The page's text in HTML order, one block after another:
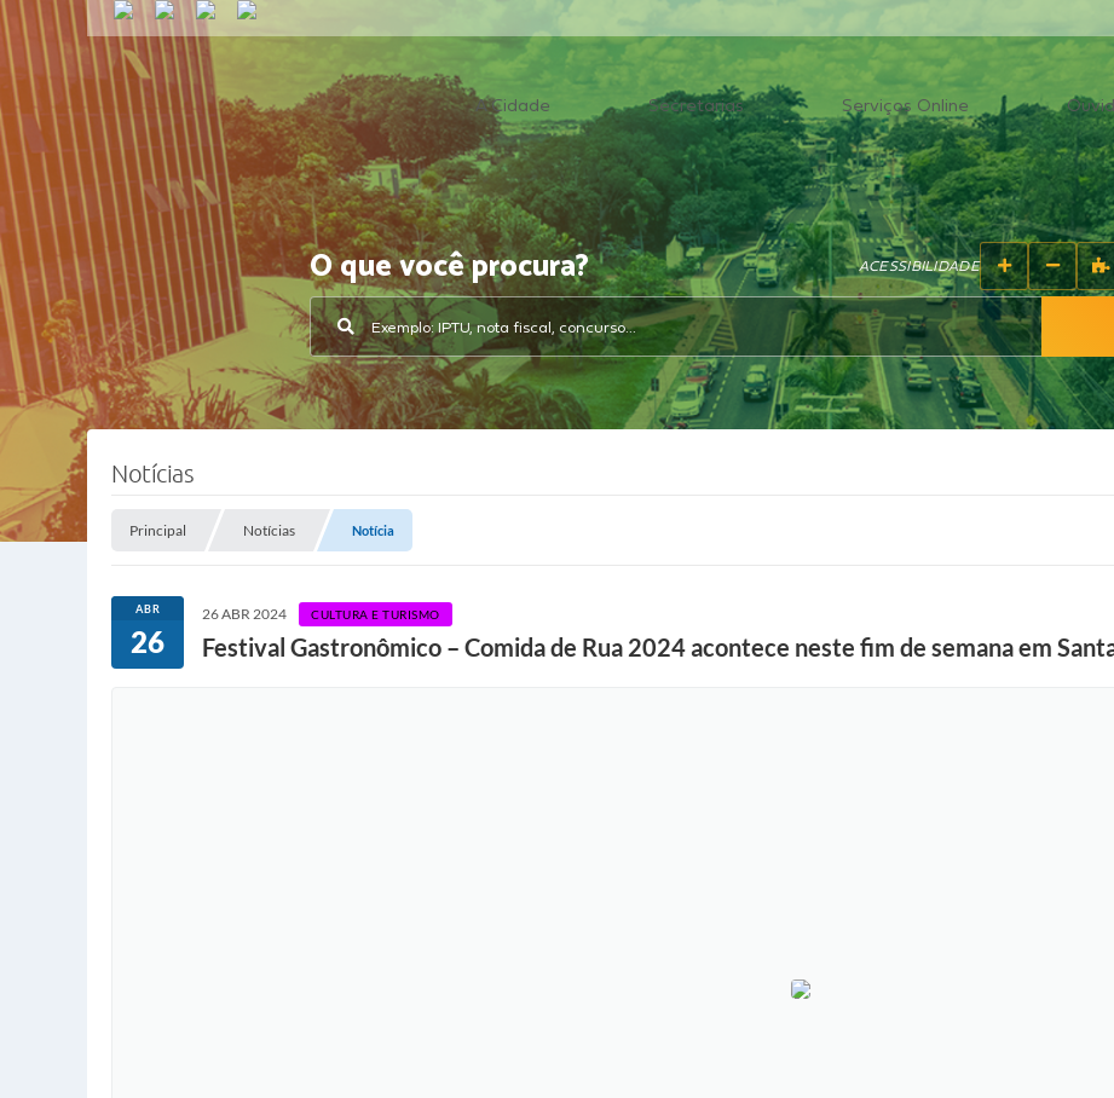
A Cidade Secretarias Serviços Online
O que você procura? ACESSIBILIDADE
Notícias
Principal Notícias Notícia
ABR
26
26 ABR 2024 CULTURA E TURISMO
Festival Gastronômico – Comida de Rua 2024 acontece neste fim de semana em